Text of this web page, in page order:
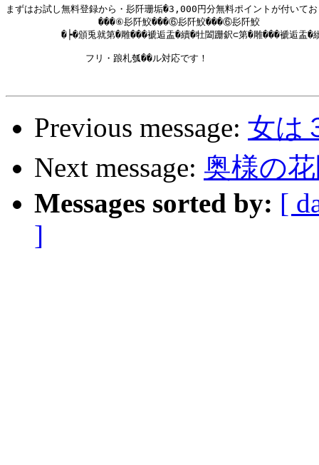
まずはお試し無料登録から・髟阡珊垢�3,000円分無料ポイントが付いて
���⑥髟阡鮫���⑥髟阡鮫���⑥髟阡鮫
�┝�頒兎就第�雕���褫逅盂�續�牡闔跚鈬⊂第�雕���褫逅盂�續
フリ・踉札瓠��ル対応です！
Previous message: 女は
Next message: 奥様の
Messages sorted by: [
]